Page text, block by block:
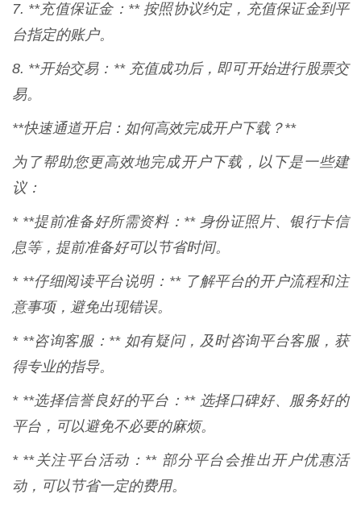
7. **充值保证金：** 按照协议约定，充值保证金到平
台指定的账户。
8. **开始交易：** 充值成功后，即可开始进行股票交
易。
**快速通道开启：如何高效完成开户下载？**
为了帮助您更高效地完成开户下载，以下是一些建
议：
* **提前准备好所需资料：** 身份证照片、银行卡信
息等，提前准备好可以节省时间。
* **仔细阅读平台说明：** 了解平台的开户流程和注
意事项，避免出现错误。
* **咨询客服：** 如有疑问，及时咨询平台客服，获
得专业的指导。
* **选择信誉良好的平台：** 选择口碑好、服务好的
平台，可以避免不必要的麻烦。
* **关注平台活动：** 部分平台会推出开户优惠活
动，可以节省一定的费用。